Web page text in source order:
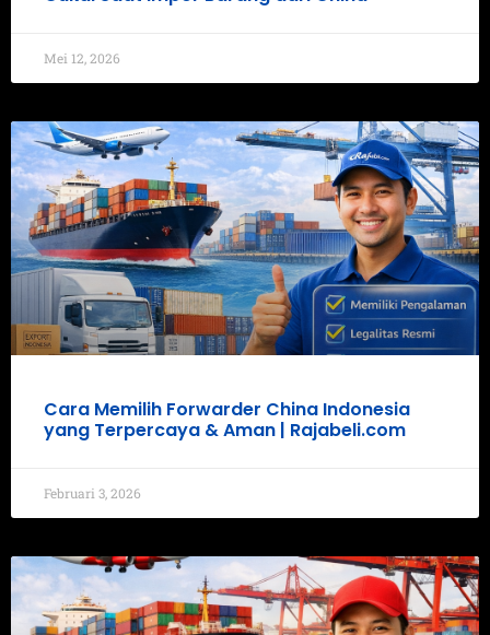
Mei 12, 2026
Cara Memilih Forwarder China Indonesia
yang Terpercaya & Aman | Rajabeli.com
Februari 3, 2026